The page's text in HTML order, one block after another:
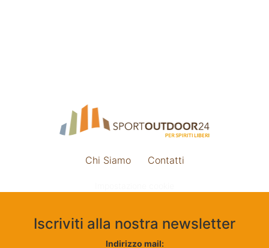
Chi Siamo Contatti
Iscriviti alla nostra newsletter
Indirizzo mail: